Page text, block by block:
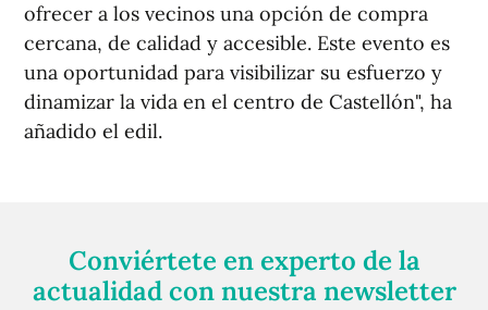
ofrecer a los vecinos una opción de compra
cercana, de calidad y accesible. Este evento es
una oportunidad para visibilizar su esfuerzo y
dinamizar la vida en el centro de Castellón", ha
añadido el edil.
Conviértete en experto de la
actualidad con nuestra newsletter